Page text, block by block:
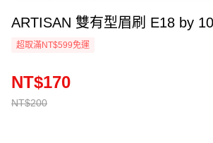
ARTISAN 雙有型眉刷 E18 by
超取滿NT$599免運
NT$200
NT$170